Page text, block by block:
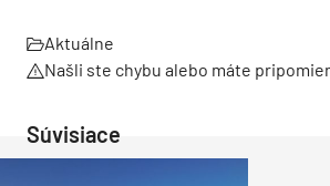
Aktuálne
Našli ste chybu alebo máte
Súvisiace